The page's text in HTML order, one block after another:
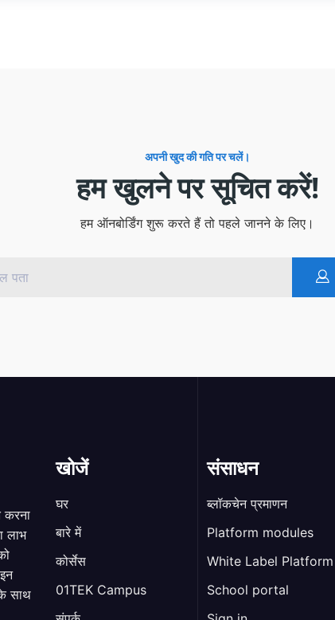
अपनी खुद की गति पर चलें।
हम खुलने पर सूचित करें!
हम ऑनबोर्डिंग शुरू करते हैं तो पहले जानने के लिए।
करना
लाभ
साथ
खोजें
घर
बारे में
कोर्सेस
01TEK Campus
संसाधन
ब्लॉकचेन प्रमाणन
Platform modules
White Label Platform
School portal